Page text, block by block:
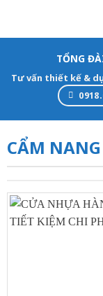
TỔNG
Tư vấn thiết kế &
CẨM